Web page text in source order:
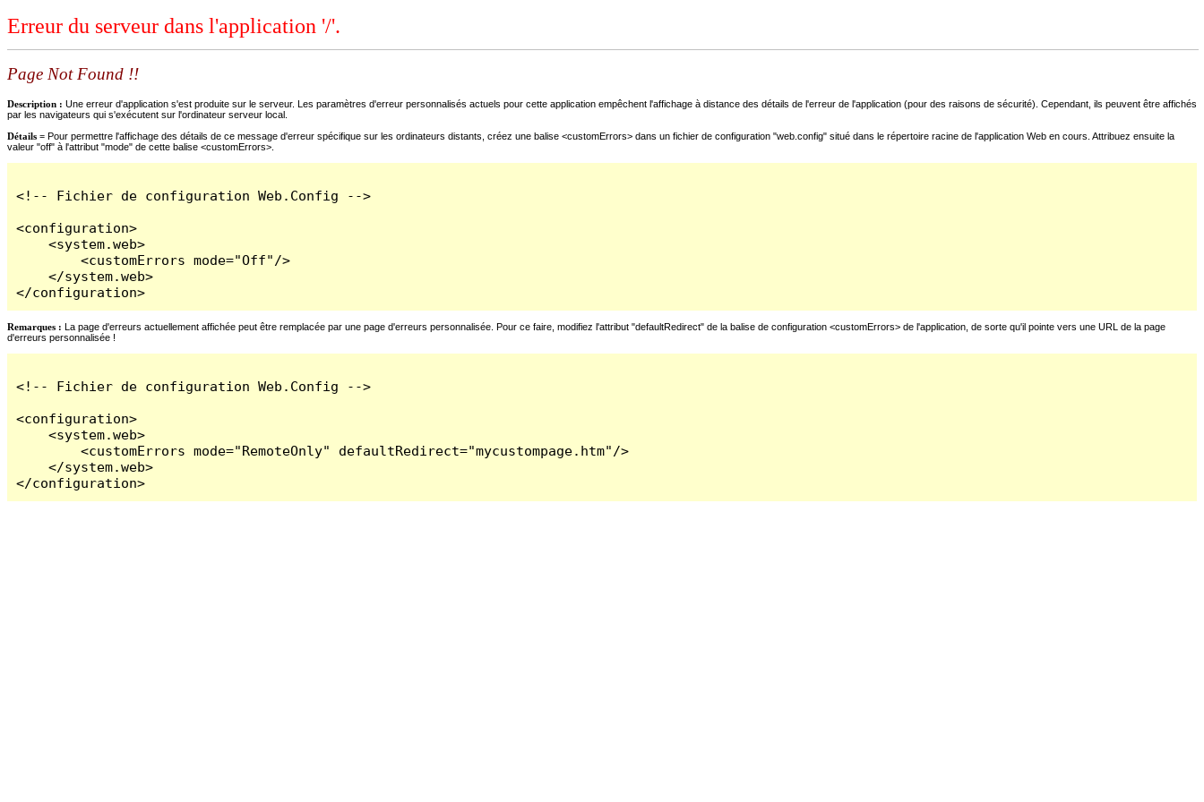
Erreur du serveur dans l'application '/'.
Page Not Found !!
Description : Une erreur d'application s'est produite sur le serveur. Les paramètres d'erreur personnalisés actuels pour cette application empêchent l'affichage à distance des détails de l'erreur de l'application (pour des raisons de sécurité). Cependant, ils peuvent être affichés
par les navigateurs qui s'exécutent sur l'ordinateur serveur local.
Détails = Pour permettre l'affichage des détails de ce message d'erreur spécifique sur les ordinateurs distants, créez une balise <customErrors> dans un fichier de configuration "web.config" situé dans le répertoire racine de l'application Web en cours. Attribuez ensuite la
valeur "off" à l'attribut "mode" de cette balise <customErrors>.
<!-- Fichier de configuration Web.Config -->
<configuration>
    <system.web>
        <customErrors mode="Off"/>
    </system.web>
</configuration>
Remarques : La page d'erreurs actuellement affichée peut être remplacée par une page d'erreurs personnalisée. Pour ce faire, modifiez l'attribut "defaultRedirect" de la balise de configuration <customErrors> de l'application, de sorte qu'il pointe vers une URL de la page
d'erreurs personnalisée !
<!-- Fichier de configuration Web.Config -->
<configuration>
    <system.web>
        <customErrors mode="RemoteOnly" defaultRedirect="mycustompage.htm"/>
    </system.web>
</configuration>